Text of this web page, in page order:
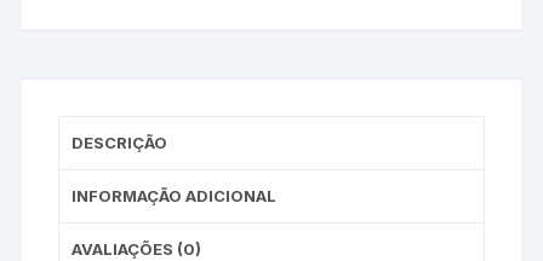
DESCRIÇÃO
INFORMAÇÃO ADICIONAL
AVALIAÇÕES (0)